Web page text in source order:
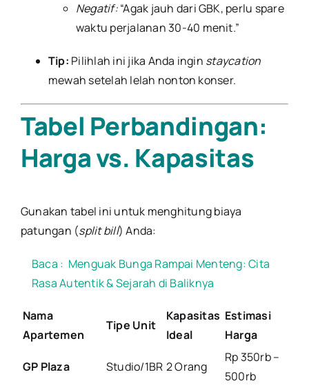
Negatif:“Agak jauh dari GBK, perlu spare
waktu perjalanan 30-40 menit.”
Tip: Pilihlah ini jika Anda ingin staycation
mewah setelah lelah nonton konser.
Tabel Perbandingan:
Harga vs. Kapasitas
Gunakan tabel ini untuk menghitung biaya
patungan (split bill) Anda:
Baca : Menguak Bunga Rampai Menteng: Cita
Rasa Autentik & Sejarah di Baliknya
Nama
Apartemen
Tipe Unit
Kapasitas
Ideal
Estimasi
Harga
GP Plaza Studio/1BR 2 Orang
Rp 350rb –
500rb